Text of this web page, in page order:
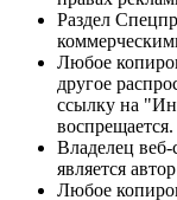
Раздел
Любое
другое
ссылку на
воспрещается.
Владелец
является
Любое